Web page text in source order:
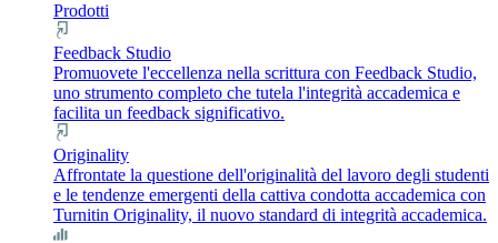
Prodotti
Feedback Studio
Promuovete l'eccellenza nella scrittura con Feedback Studio,
uno strumento completo che tutela l'integrità accademica e
facilita un feedback significativo.
Originality
Affrontate la questione dell'originalità del lavoro degli studenti
e le tendenze emergenti della cattiva condotta accademica con
Turnitin Originality, il nuovo standard di integrità accademica.